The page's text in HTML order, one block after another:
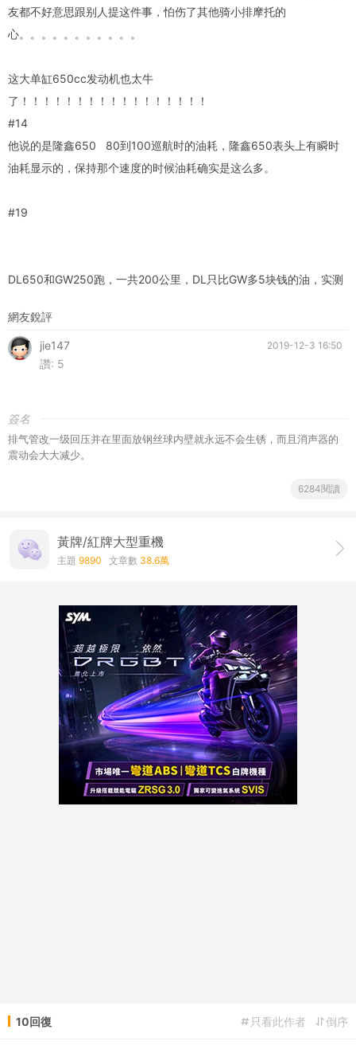
友都不好意思跟别人提这件事，怕伤了其他骑小排摩托的
心。。。。。。。。。。。
这大单缸650cc发动机也太牛
了！！！！！！！！！！！！！！！！！
#14
他说的是隆鑫650 80到100巡航时的油耗，隆鑫650表头上有瞬时
油耗显示的，保持那个速度的时候油耗确实是这么多。
#19
DL650和GW250跑，一共200公里，DL只比GW多5块钱的油，实测
網友銳評
2019-12-3 16:50
jie147
讚: 5
簽名
排气管改一级回压并在里面放钢丝球内壁就永远不会生锈，而且消声器的
震动会大大减少。
6284閱讀
黃牌/紅牌大型重機
主題 9890 文章數 38.6萬
10回復 倒序
只看此作者